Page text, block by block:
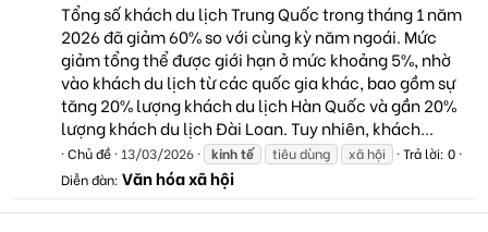
Tổng số khách du lịch Trung Quốc trong tháng 1 năm
2026 đã giảm 60% so với cùng kỳ năm ngoái. Mức
giảm tổng thể được giới hạn ở mức khoảng 5%, nhờ
vào khách du lịch từ các quốc gia khác, bao gồm sự
tăng 20% lượng khách du lịch Hàn Quốc và gần 20%
lượng khách du lịch Đài Loan. Tuy nhiên, khách...
Chủ đề 13/03/2026 kinhtế tiêu dùng xã hội
Trả lời: 0
Diễn đàn: Văn hóa xã hội